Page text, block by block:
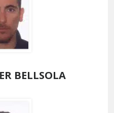
BELLSOLA